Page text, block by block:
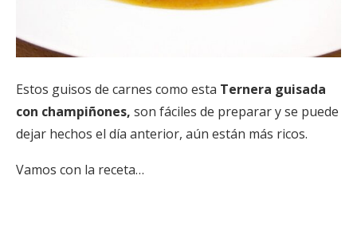
Estos guisos de carnes como esta Ternera guisada
con champiñones, son fáciles de preparar y se puede
dejar hechos el día anterior, aún están más ricos.
Vamos con la receta…